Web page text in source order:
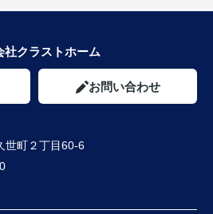
社クラストホーム
お問い合わせ
世町２丁目60-6